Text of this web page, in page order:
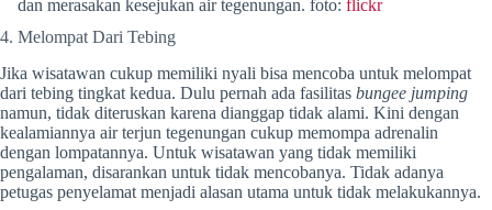
dan merasakan kesejukan air tegenungan. foto: flickr
4. Melompat Dari Tebing
Jika wisatawan cukup memiliki nyali bisa mencoba untuk melompat
dari tebing tingkat kedua. Dulu pernah ada fasilitas bungee jumping
namun, tidak diteruskan karena dianggap tidak alami. Kini dengan
kealamiannya air terjun tegenungan cukup memompa adrenalin
dengan lompatannya. Untuk wisatawan yang tidak memiliki
pengalaman, disarankan untuk tidak mencobanya. Tidak adanya
petugas penyelamat menjadi alasan utama untuk tidak melakukannya.